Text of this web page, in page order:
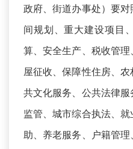
政府、街道办事处）要
间规划、重大建设项目
算、安全生产、税收管
屋征收、保障性住房、
共文化服务、公共法律
监管、城市综合执法、
助、养老服务、户籍管